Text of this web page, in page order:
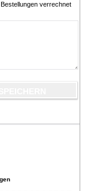
verrechnet